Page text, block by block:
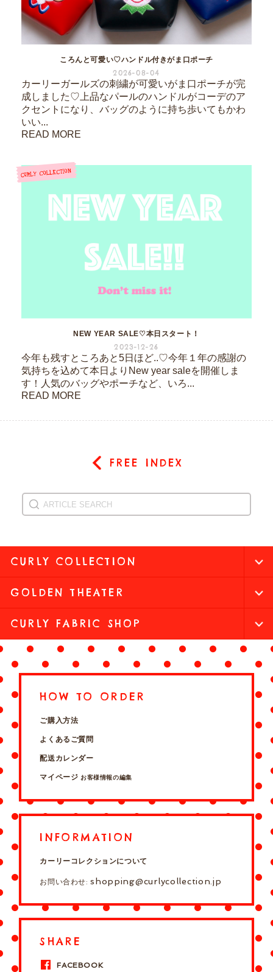
ころんと可愛い♡ハンドル付きがま口ポーチ
2026-08-04
カーリーガールズの刺繍が可愛いがま口ポーチが完
成しました♡上品なパールのハンドルがコーデのア
クセントになり、バッグのように持ち歩いてもかわ
いい...
READ MORE
NEW YEAR SALE♡本日スタート！
2023-12-26
今年も残すところあと5日ほど..♡今年１年の感謝の
気持ちを込めて本日よりNew year saleを開催しま
す！人気のバッグやポーチなど、いろ...
READ MORE
FREE INDEX
CURLY COLLECTION
GOLDEN THEATER
CURLY FABRIC SHOP
HOW TO ORDER
ご購入方法
よくあるご質問
配送カレンダー
マイページ お客様情報の編集
INFORMATION
カーリーコレクションについて
お問い合わせ:shopping@curlycollection.jp
SHARE
FACEBOOK